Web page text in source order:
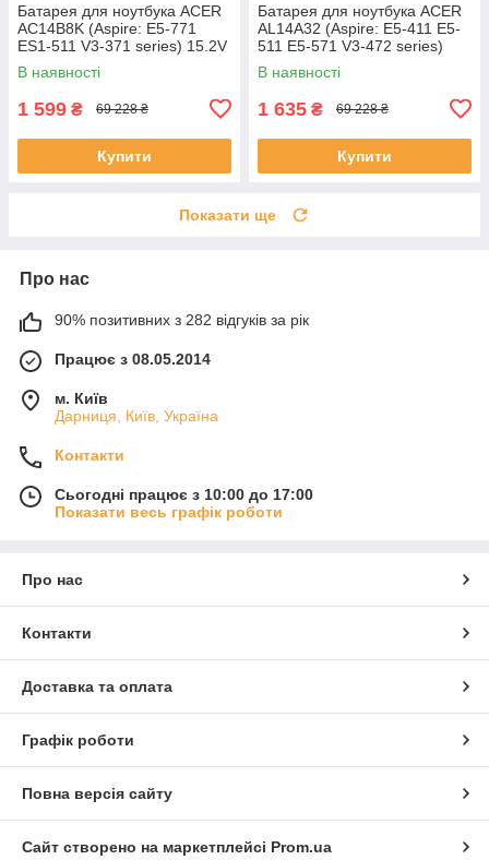
Батарея для ноутбука ACER
AC14B8K (Aspire: E5-771
ES1-511 V3-371 series) 15.2V
2200mAh Чорний
В наявності
1 599 ₴ 69 228 ₴
Купити
Батарея для ноутбука ACER
AL14A32 (Aspire: E5-411 E5-
511 E5-571 V3-472 series)
11.1V 5200mAh Чорний
В наявності
1 635 ₴ 69 228 ₴
Купити
Показати ще
Про нас
90% позитивних з 282 відгуків за рік
Працює з 08.05.2014
м. Київ
Дарниця, Київ, Україна
Контакти
Сьогодні працює з 10:00 до 17:00
Показати весь графік роботи
Про нас
Контакти
Доставка та оплата
Графік роботи
Повна версія сайту
Сайт створено на маркетплейсі Prom.ua